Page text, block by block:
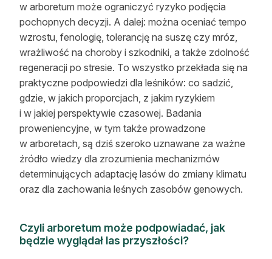
w arboretum może ograniczyć ryzyko podjęcia
pochopnych decyzji. A dalej: można oceniać tempo
wzrostu, fenologię, tolerancję na suszę czy mróz,
wrażliwość na choroby i szkodniki, a także zdolność
regeneracji po stresie. To wszystko przekłada się na
praktyczne podpowiedzi dla leśników: co sadzić,
gdzie, w jakich proporcjach, z jakim ryzykiem
i w jakiej perspektywie czasowej. Badania
proweniencyjne, w tym także prowadzone
w arboretach, są dziś szeroko uznawane za ważne
źródło wiedzy dla zrozumienia mechanizmów
determinujących adaptację lasów do zmiany klimatu
oraz dla zachowania leśnych zasobów genowych.
Czyli arboretum może podpowiadać, jak
będzie wyglądał las przyszłości?